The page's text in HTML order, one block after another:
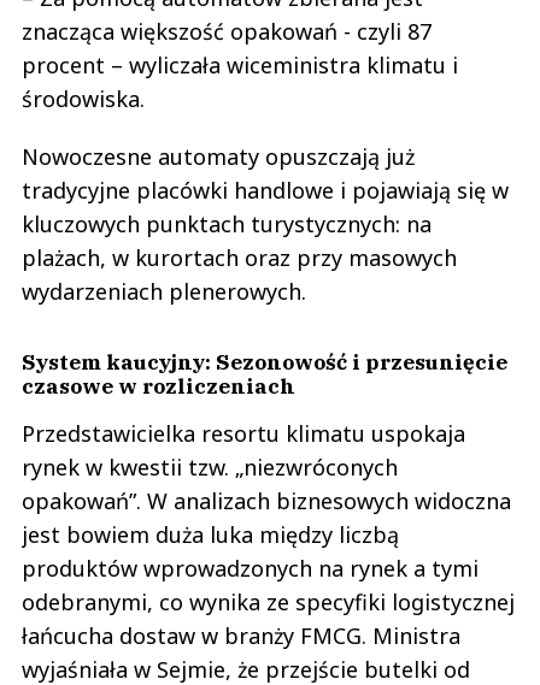
znacząca większość opakowań - czyli 87
procent – wyliczała wiceministra klimatu i
środowiska.
Nowoczesne automaty opuszczają już
tradycyjne placówki handlowe i pojawiają się w
kluczowych punktach turystycznych: na
plażach, w kurortach oraz przy masowych
wydarzeniach plenerowych.
System kaucyjny: Sezonowość i przesunięcie
czasowe w rozliczeniach
Przedstawicielka resortu klimatu uspokaja
rynek w kwestii tzw. „niezwróconych
opakowań”. W analizach biznesowych widoczna
jest bowiem duża luka między liczbą
produktów wprowadzonych na rynek a tymi
odebranymi, co wynika ze specyfiki logistycznej
łańcucha dostaw w branży FMCG. Ministra
wyjaśniała w Sejmie, że przejście butelki od